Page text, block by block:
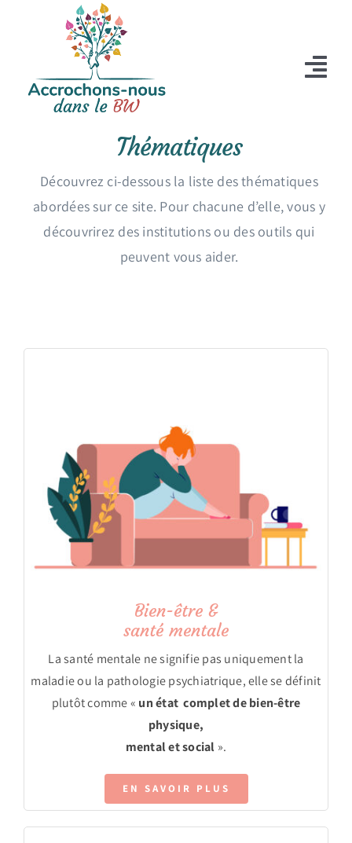
Thématiques
Thématiques
Découvrez ci-dessous la liste des thématiques
abordées sur ce site. Pour chacune d’elle, vous y
découvrirez des institutions ou des outils qui
peuvent vous aider.
Bien-être &
santé mentale
La santé mentale ne signifie pas uniquement la
maladie ou la pathologie psychiatrique, elle se définit
plutôt comme « un état complet de bien-être
physique,
mental et social ».
EN SAVOIR PLUS